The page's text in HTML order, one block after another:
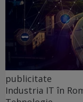
publicitate
Industria IT în